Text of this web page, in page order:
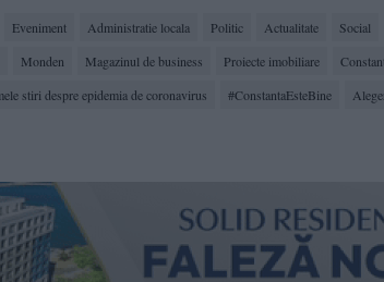
Eveniment Administratie locala Politic Actualitate Social
Monden Magazinul de business Proiecte imobiliare
stiri despre epidemia de coronavirus
#ConstantaEsteBine